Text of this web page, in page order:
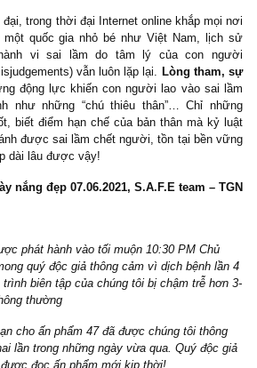
vẫn là mục Q&A with S.A.F.E và chuyển
châm ngôn rất hay của ngài Jean-
John Brooks đã thuật lại trong tác phẩm:
change, plus c’est la même chose
thay, nó lại càng giống nhau mà thôi)
đại, trong thời đại Internet online khắp
misjudgements) vẫn luôn lặp lại.
động lực khiến con người lao vào
như những “chú thiêu thân”… Chỉ
biết điểm hạn chế của bản thân mà
dài lâu được vậy!